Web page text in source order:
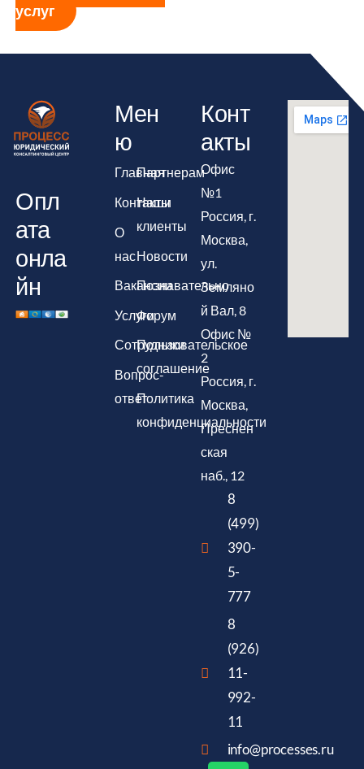
услуг
Опл
ата
онла
йн
Мен
ю
Главная
Контакты
О
нас
Вакансии
Услуги
Сотрудники
Вопрос-
ответ
Партнерам
Наши
клиенты
Новости
Познавательно
Форум
Пользовательское
соглашение
Политика
конфиденциальности
Конт
акты
Офис
№1
Россия, г.
Москва,
ул.
Земляно
й Вал, 8
Офис №
2
Россия, г.
Москва,
Преснен
ская
наб., 12
8
(499)
390-
5-
777
8
(926)
11-
992-
11
info@processes.ru